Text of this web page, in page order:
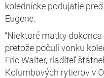
kolednícke podujatie
Eugene.
“Niektoré matky
pretože počuli vonku
Eric Walter, riaditeľ
Kolumbových rytierov v